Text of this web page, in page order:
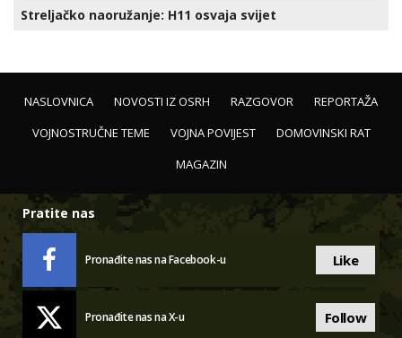
Streljačko naoružanje: H11 osvaja svijet
NASLOVNICA NOVOSTI IZ OSRH RAZGOVOR
REPORTAŽA
VOJNOSTRUČNE TEME
VOJNA POVIJEST
DOMOVINSKI RAT
MAGAZIN
Pratite nas
Pronađite nas na Facebook-u Like
Pronađite nas na X-u Follow